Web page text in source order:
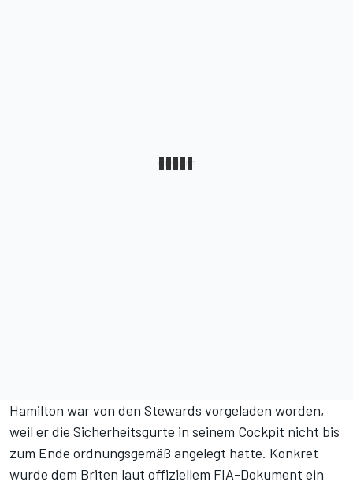
Hamilton war von den Stewards vorgeladen worden,
weil er die Sicherheitsgurte in seinem Cockpit nicht bis
zum Ende ordnungsgemäß angelegt hatte. Konkret
wurde dem Briten laut offiziellem FIA-Dokument ein